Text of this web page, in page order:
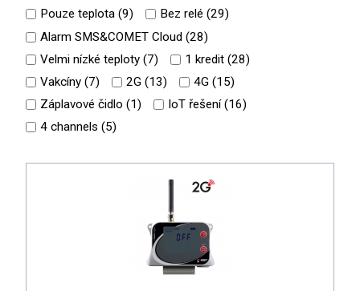
Pouze teplota (9) Bez relé (29)
Alarm SMS&COMET Cloud (28)
Velmi nízké teploty (7) 1 kredit (28)
Vakcíny (7) 2G (13) 4G (15)
Záplavové čidlo (1) IoT řešení (16)
4 channels (5)